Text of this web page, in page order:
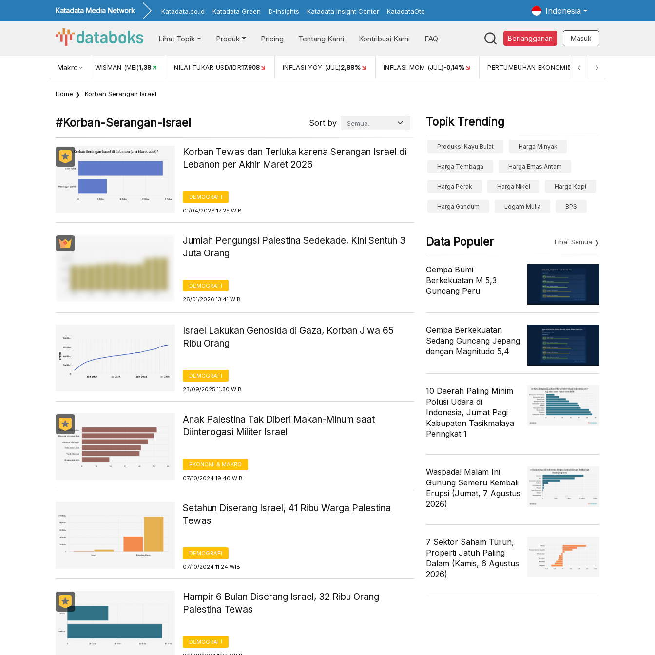
Katadata Media Network Katadata.co.id Katadata Green D-Insights Katadata Insight Center KatadataOto Indonesia
Lihat Topik Produk Pricing Tentang Kami Kontribusi Kami FAQ Berlangganan Masuk
Makro
KUNJUNGAN WISMAN (MEI)1,38 NILAI TUKAR USD/IDR17.908 INFLASI YOY (JUL)2,88% INFLASI MOM (JUL)-0,14% PERTUMBUHAN EKONOMI5,11%
Home Korban Serangan Israel
#korban-Serangan-Israel Sort by
Korban Tewas dan Terluka karena Serangan Israel di
Lebanon per Akhir Maret 2026
DEMOGRAFI
01/04/2026 17:25 WIB
Jumlah Pengungsi Palestina Sedekade, Kini Sentuh 3
Juta Orang
DEMOGRAFI
26/01/2026 13:41 WIB
Israel Lakukan Genosida di Gaza, Korban Jiwa 65
Ribu Orang
DEMOGRAFI
23/09/2025 11:30 WIB
Anak Palestina Tak Diberi Makan-Minum saat
Diinterogasi Militer Israel
EKONOMI & MAKRO
07/10/2024 19:40 WIB
Setahun Diserang Israel, 41 Ribu Warga Palestina
Tewas
DEMOGRAFI
07/10/2024 11:24 WIB
Hampir 6 Bulan Diserang Israel, 32 Ribu Orang
Palestina Tewas
DEMOGRAFI
Topik Trending
Produksi Kayu Bulat Harga Minyak
Harga Tembaga Harga Emas Antam
Harga Perak Harga Nikel Harga Kopi
Harga Gandum Logam Mulia BPS
Data Populer Lihat Semua
Gempa Bumi
Berkekuatan M 5,3
Guncang Peru
Gempa Berkekuatan
Sedang Guncang Jepang
dengan Magnitudo 5,4
10 Daerah Paling Minim
Polusi Udara di
Indonesia, Jumat Pagi
Kabupaten Tasikmalaya
Peringkat 1
Waspada! Malam Ini
Gunung Semeru Kembali
Erupsi (Jumat, 7 Agustus
2026)
7 Sektor Saham Turun,
Properti Jatuh Paling
Dalam (Kamis, 6 Agustus
2026)